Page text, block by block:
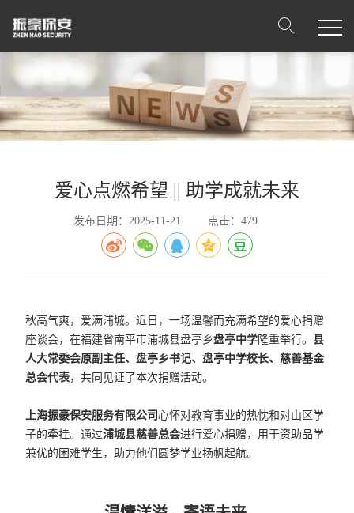
爱心点燃希望 || 助学成就未来
发布日期：2025-11-21 点击：479
秋高气爽，爱满浦城。近日，一场温馨而充满希望的爱心捐赠
座谈会，在福建省南平市浦城县盘亭乡盘亭中学隆重举行。县
人大常委会原副主任、盘亭乡书记、盘亭中学校长、慈善基金
总会代表，共同见证了本次捐赠活动。
上海振豪保安服务有限公司心怀对教育事业的热忱和对山区学
子的牵挂。通过浦城县慈善总会进行爱心捐赠，用于资助品学
兼优的困难学生，助力他们圆梦学业扬帆起航。